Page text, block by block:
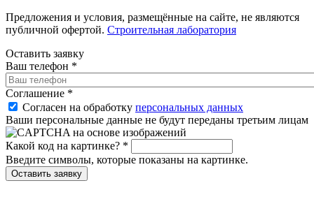
Предложения и условия, размещённые на сайте, не являются
публичной офертой. Строительная лаборатория
Оставить заявку
Ваш телефон *
Соглашение *
Согласен на обработку персональных данных
Ваши персональные данные не будут переданы третьим лицам
Какой код на картинке? *
Введите символы, которые показаны на картинке.